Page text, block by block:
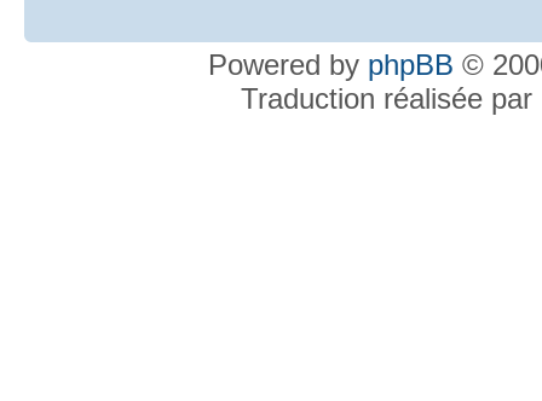
Powered by phpBB ©
Traduction réalisée par